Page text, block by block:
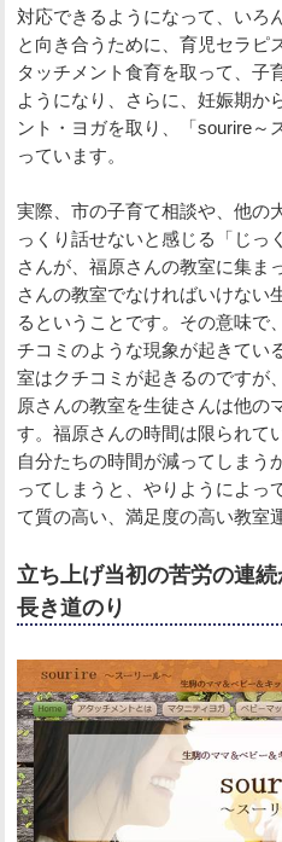
対応できるようになって、いろ
と向き合うために、育児セラピ
タッチメント食育を取って、子
ようになり、さらに、妊娠期か
ント・ヨガを取り、「sourire～
っています。
実際、市の子育て相談や、他の
っくり話せないと感じる「じっ
さんが、福原さんの教室に集ま
さんの教室でなければいけない
るということです。その意味で
チコミのような現象が起きてい
室はクチコミが起きるのですが
原さんの教室を生徒さんは他の
す。福原さんの時間は限られて
自分たちの時間が減ってしまう
ってしまうと、やりようによっ
て質の高い、満足度の高い教室
立ち上げ当初の苦労の連
長き道のり